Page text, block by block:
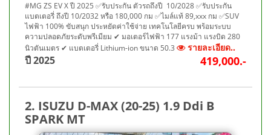
#MG ZS EV X ปี 2025 ✅รับประกัน ตัวรถถึงปี 10/2028 ✅รับประกัน
แบตเตอรี่ ถึงปี 10/2032 หรือ 180,000 กม ✅ไมล์แท้ 89,xxx กม ✅SUV
ไฟฟ้า 100% ขับสนุก ประหยัดค่าใช้จ่าย เทคโนโลยีครบ พร้อมระบบ
ความปลอดภัยระดับพรีเมียม ✔ มอเตอร์ไฟฟ้า 177 แรงม้า แรงบิด 280
นิวตันเมตร ✔ แบตเตอรี่ Lithium-ion ขนาด 50.3
รายละเอียด..
ปี 2025 419,000.-
2. ISUZU D-MAX (20-25) 1.9 Ddi B
SPARK MT